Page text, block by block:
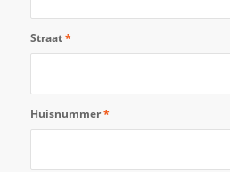
Straat*
Huisnummer*